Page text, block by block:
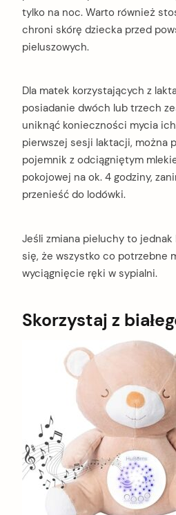
tylko na noc. Warto również
chroni skórę dziecka przed
pieluszowych.
Dla matek korzystających z
posiadanie dwóch lub trzech
uniknąć konieczności mycia
pierwszej sesji laktacji, można
pojemnik z odciągniętym
pokojowej na ok. 4 godziny,
przenieść do lodówki.
Jeśli zmiana pieluchy to
się, że wszystko co potrzebne
wyciągnięcie ręki w sypialni.
Skorzystaj z